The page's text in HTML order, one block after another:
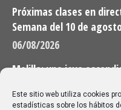
Este sitio web utiliza cookies
estadísticas sobre los hábitos
Próximas clases en
Semana del 10 de
06/08/2026
Melilla: una joya
28/07/2026